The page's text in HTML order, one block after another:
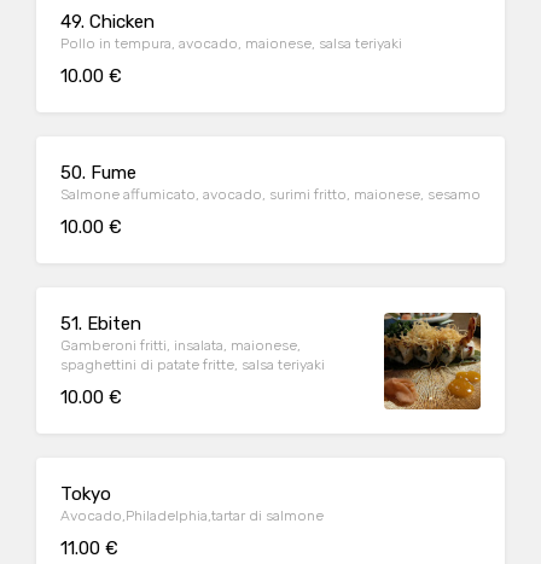
49. Chicken
Pollo in tempura, avocado, maionese, salsa teriyaki
10.00 €
50. Fume
Salmone affumicato, avocado, surimi fritto, maionese, sesamo
10.00 €
51. Ebiten
Gamberoni fritti, insalata, maionese,
spaghettini di patate fritte, salsa teriyaki
10.00 €
Tokyo
Avocado,Philadelphia,tartar di salmone
11.00 €